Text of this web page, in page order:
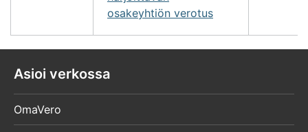
osakeyhtiön verotus
Asioi verkossa
OmaVero